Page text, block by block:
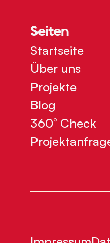
Seiten
Startseite
Über uns
Projekte
Blog
360° Check